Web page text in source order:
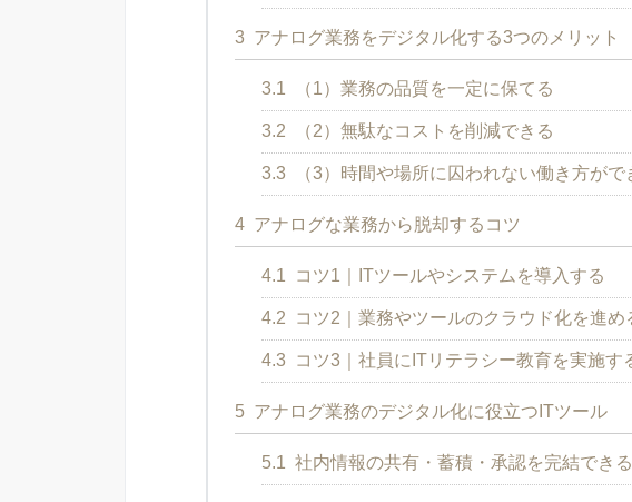
3 アナログ業務をデジタル化する3つのメリット
3.1 （1）業務の品質を一定に保てる
3.2 （2）無駄なコストを削減できる
3.3 （3）時間や場所に囚われない働き方がで
4 アナログな業務から脱却するコツ
4.1 コツ1｜ITツールやシステムを導入する
4.2 コツ2｜業務やツールのクラウド化を進め
4.3 コツ3｜社員にITリテラシー教育を実施す
5 アナログ業務のデジタル化に役立つITツール
5.1 社内情報の共有・蓄積・承認を完結でき